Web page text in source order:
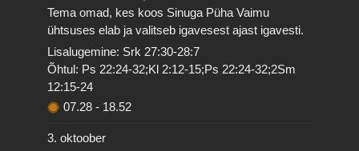
Tema omad, kes koos Sinuga Püha Vaimu
ühtsuses elab ja valitseb igavesest ajast igavesti.
Lisalugemine: Srk 27:30-28:7
Õhtul: Ps 22:24-32;Kl 2:12-15;Ps 22:24-32;2Sm
12:15-24
07.28 - 18.52
3. oktoober